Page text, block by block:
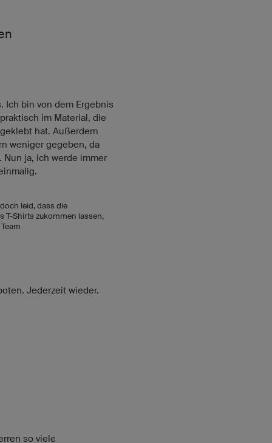
Ich bin von dem Ergebnis
im Material, die
hat. Außerdem
weniger gegeben, da
ja, ich werde immer
leid, dass die
T-Shirts zukommen lassen,
Jederzeit wieder.
so viele